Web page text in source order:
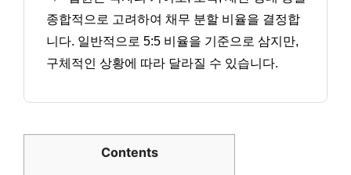
종합적으로 고려하여 채무 분할 비율을 결정합
니다. 일반적으로 5:5 비율을 기준으로 삼지만,
구체적인 상황에 따라 달라질 수 있습니다.
Contents